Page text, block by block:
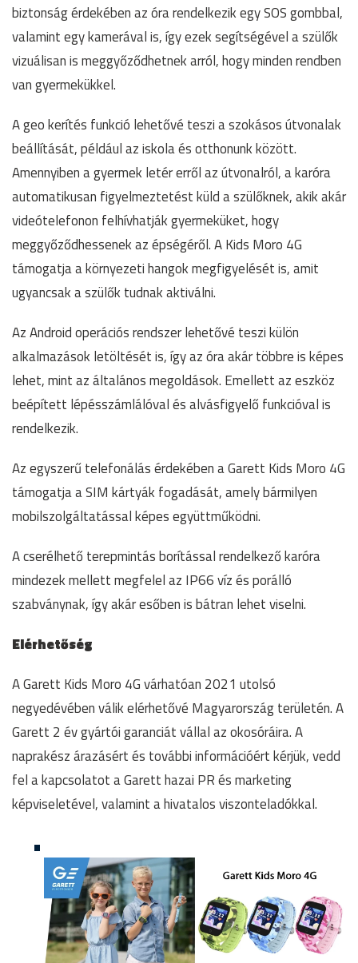
biztonság érdekében az óra rendelkezik egy SOS gombbal,
valamint egy kamerával is, így ezek segítségével a szülők
vizuálisan is meggyőződhetnek arról, hogy minden rendben
van gyermekükkel.
A geo kerítés funkció lehetővé teszi a szokásos útvonalak
beállítását, például az iskola és otthonunk között.
Amennyiben a gyermek letér erről az útvonalról, a karóra
automatikusan figyelmeztetést küld a szülőknek, akik akár
videótelefonon felhívhatják gyermeküket, hogy
meggyőződhessenek az épségéről. A Kids Moro 4G
támogatja a környezeti hangok megfigyelését is, amit
ugyancsak a szülők tudnak aktiválni.
Az Android operációs rendszer lehetővé teszi külön
alkalmazások letöltését is, így az óra akár többre is képes
lehet, mint az általános megoldások. Emellett az eszköz
beépített lépésszámlálóval és alvásfigyelő funkcióval is
rendelkezik.
Az egyszerű telefonálás érdekében a Garett Kids Moro 4G
támogatja a SIM kártyák fogadását, amely bármilyen
mobilszolgáltatással képes együttműködni.
A cserélhető terepmintás borítással rendelkező karóra
mindezek mellett megfelel az IP66 víz és porálló
szabványnak, így akár esőben is bátran lehet viselni.
Elérhetőség
A Garett Kids Moro 4G várhatóan 2021 utolsó
negyedévében válik elérhetővé Magyarország területén. A
Garett 2 év gyártói garanciát vállal az okosóráira. A
naprakész árazásért és további információért kérjük, vedd
fel a kapcsolatot a Garett hazai PR és marketing
képviseletével, valamint a hivatalos viszonteladókkal.